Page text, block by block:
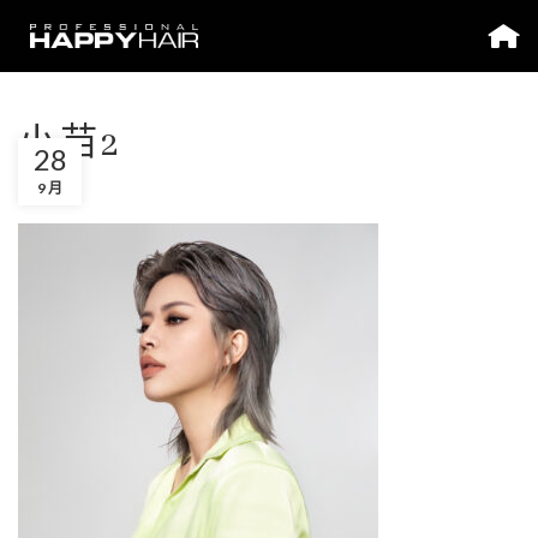
小苗2
28
9 月